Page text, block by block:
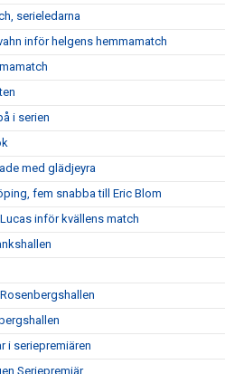
serieledarna
inför helgens hemmamatch
i serien
med glädjeyra
fem snabba till Eric Blom
inför kvällens match
i seriepremiären
Seriepremiär